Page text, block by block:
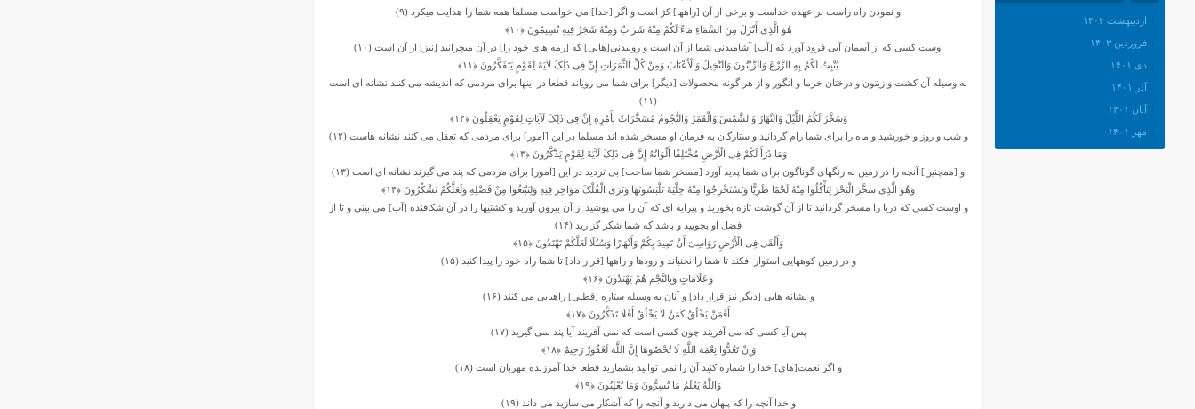
و نمودن راه راست بر عهده خداست و برخى از آن [راهها] کژ است و اگر [خدا] مى‏ خواست مسلما همه شما را هدایت میکرد (۹)
هُوَ الَّذِی أَنْزَلَ مِنَ السَّمَاءِ مَاءً لَکُمْ مِنْهُ شَرَابٌ وَمِنْهُ شَجَرٌ فِیهِ تُسِیمُونَ ﴿۱۰﴾
اوست کسى که از آسمان آبى فرود آورد که [آب] آشامیدنى شما از آن است و روییدنى[هایى] که [رمه ‏هاى خود را] در آن مى‏چرانید [نیز] از آن است (۱۰)
یُنْبِتُ لَکُمْ بِهِ الزَّرْعَ وَالزَّیْتُونَ وَالنَّخِیلَ وَالْأَعْنَابَ وَمِنْ کُلِّ الثَّمَرَاتِ إِنَّ فِی ذَلِکَ لَآیَهً لِقَوْمٍ یَتَفَکَّرُونَ ﴿۱۱﴾
به وسیله آن کشت و زیتون و درختان خرما و انگور و از هر گونه محصولات [دیگر] براى شما مى ‏رویاند قطعا در اینها براى مردمى که اندیشه مى کنند نشانه‏ اى است
(۱۱)
وَسَخَّرَ لَکُمُ اللَّیْلَ وَالنَّهَارَ وَالشَّمْسَ وَالْقَمَرَ وَالنُّجُومُ مُسَخَّرَاتٌ بِأَمْرِهِ إِنَّ فِی ذَلِکَ لَآیَاتٍ لِقَوْمٍ یَعْقِلُونَ ﴿۱۲﴾
و شب و روز و خورشید و ماه را براى شما رام گردانید و ستارگان به فرمان او مسخر شده‏ اند مسلما در این [امور] براى مردمى که تعقل مى کنند نشانه‏ هاست (۱۲)
وَمَا ذَرَأَ لَکُمْ فِی الْأَرْضِ مُخْتَلِفًا أَلْوَانُهُ إِنَّ فِی ذَلِکَ لَآیَهً لِقَوْمٍ یَذَّکَّرُونَ ﴿۱۳﴾
و [همچنین] آنچه را در زمین به رنگهاى گوناگون براى شما پدید آورد [مسخر شما ساخت] بى‏ تردید در این [امور] براى مردمى که پند مى‏ گیرند نشانه‏ اى است (۱۳)
وَهُوَ الَّذِی سَخَّرَ الْبَحْرَ لِتَأْکُلُوا مِنْهُ لَحْمًا طَرِیًّا وَتَسْتَخْرِجُوا مِنْهُ حِلْیَهً تَلْبَسُونَهَا وَتَرَى الْفُلْکَ مَوَاخِرَ فِیهِ وَلِتَبْتَغُوا مِنْ فَضْلِهِ وَلَعَلَّکُمْ تَشْکُرُونَ ﴿۱۴﴾
و اوست کسى که دریا را مسخر گردانید تا از آن گوشت تازه بخورید و پیرایه‏ اى که آن را مى ‏پوشید از آن بیرون آورید و کشتیها را در آن شکافنده [آب] مى ‏بینى و تا از
فضل او بجویید و باشد که شما شکر گزارید (۱۴)
وَأَلْقَى فِی الْأَرْضِ رَوَاسِیَ أَنْ تَمِیدَ بِکُمْ وَأَنْهَارًا وَسُبُلًا لَعَلَّکُمْ تَهْتَدُونَ ﴿۱۵﴾
و در زمین کوههایى استوار افکند تا شما را نجنباند و رودها و راهها [قرار داد] تا شما راه خود را پیدا کنید (۱۵)
وَعَلَامَاتٍ وَبِالنَّجْمِ هُمْ یَهْتَدُونَ ﴿۱۶﴾
و نشانه‏ هایى [دیگر نیز قرار داد] و آنان به وسیله ستاره [قطبى] راه‏یابى مى کنند (۱۶)
أَفَمَنْ یَخْلُقُ کَمَنْ لَا یَخْلُقُ أَفَلَا تَذَکَّرُونَ ﴿۱۷﴾
پس آیا کسى که مى ‏آفریند چون کسى است که نمى ‏آفریند آیا پند نمى‏ گیرید (۱۷)
وَإِنْ تَعُدُّوا نِعْمَهَ اللَّهِ لَا تُحْصُوهَا إِنَّ اللَّهَ لَغَفُورٌ رَحِیمٌ ﴿۱۸﴾
و اگر نعمت[هاى] خدا را شماره کنید آن را نمى‏ توانید بشمارید قطعا خدا آمرزنده مهربان است (۱۸)
وَاللَّهُ یَعْلَمُ مَا تُسِرُّونَ وَمَا تُعْلِنُونَ ﴿۱۹﴾
و خدا آنچه را که پنهان مى دارید و آنچه را که آشکار مى‏ سازید مى‏ داند (۱۹)
اردیبهشت ۱۴۰۲
فروردین ۱۴۰۲
دی ۱۴۰۱
آذر ۱۴۰۱
آبان ۱۴۰۱
مهر ۱۴۰۱